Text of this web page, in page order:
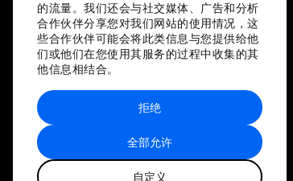
的流量。我们还会与社交媒体、广告和分析
合作伙伴分享您对我们网站的使用情况，这
些合作伙伴可能会将此类信息与您提供给他
们或他们在您使用其服务的过程中收集的其
他信息相结合。
全部允许
自定义
拒绝